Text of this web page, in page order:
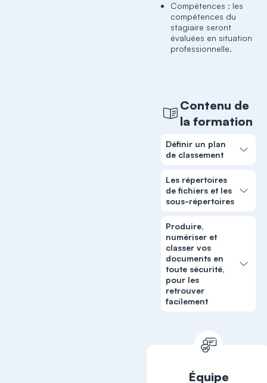
Compétences : les
compétences du
stagiaire seront
évaluées en situation
professionnelle.
Contenu de
la formation
Définir un plan
de classement
Les répertoires
de fichiers et les
sous-répertoires
Produire,
numériser et
classer vos
documents en
toute sécurité,
pour les
retrouver
facilement
Équipe